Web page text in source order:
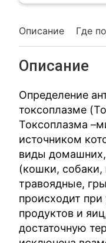
Описание Где
Описание
Определение
токсоплазме
Токсоплазма
источником
виды
(кошки,
травоядные,
происходит
продуктов и
достаточную